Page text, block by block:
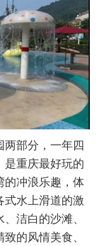
两部分，一年四
是重庆最好玩的
的冲浪乐趣，体
式水上滑道的激
洁白的沙滩、
的风情美食、